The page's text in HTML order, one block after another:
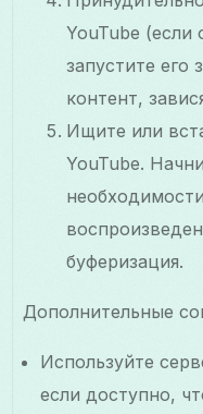
YouTube (если
запустите его
контент,
Ищите или
YouTube.
буферизация.
Дополнительные
Используйте
если доступно,